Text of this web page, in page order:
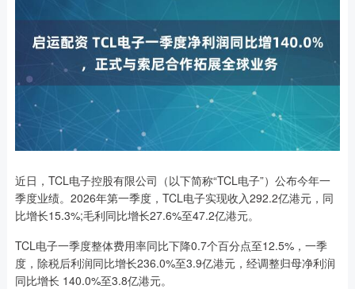
近日，TCL电子控股有限公司（以下简称“TCL电子”）公布今年一
季度业绩。2026年第一季度，TCL电子实现收入292.2亿港元，同
比增长15.3%;毛利同比增长27.6%至47.2亿港元。
TCL电子一季度整体费用率同比下降0.7个百分点至12.5%，一季
度，除税后利润同比增长236.0%至3.9亿港元，经调整归母净利润
同比增长 140.0%至3.8亿港元。